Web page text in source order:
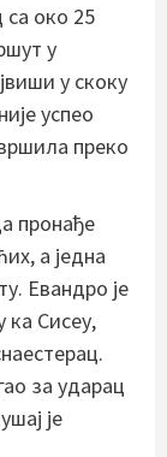
са око 25
у
у скоку
успео
преко
пронађе
а једна
Евандро је
ка Сисеу,
за ударац
је